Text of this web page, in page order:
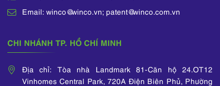
Email: winco@winco.vn; patent@winco.com.vn
CHI NHÁNH TP. HỒ CHÍ MINH
Địa chỉ: Tòa nhà Landmark 81-Căn hộ 24.OT12
Vinhomes Central Park, 720A Điện Biên Phủ, Phường